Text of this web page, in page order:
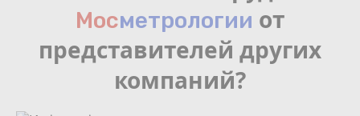
Мосмeтрологии от
представителей других
компаний?